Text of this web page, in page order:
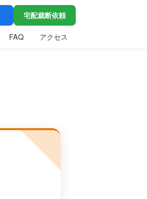
宅配裁断依頼
FAQ アクセス